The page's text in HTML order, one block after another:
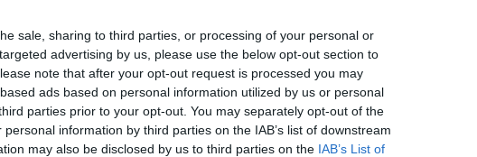
sale, sharing to third parties, or processing of your personal or
advertising by us, please use the below opt-out section to
note that after your opt-out request is processed you may
ads based on personal information utilized by us or personal
parties prior to your opt-out. You may separately opt-out of the
information by third parties on the IAB’s list of downstream
may also be disclosed by us to third parties on the IAB’s List of